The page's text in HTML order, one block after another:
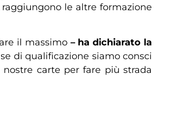
le altre formazione
il massimo – ha dichiarato la
di qualificazione siamo consci
carte per fare più strada